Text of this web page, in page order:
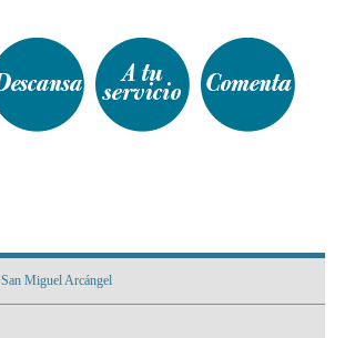
Miguel Arcángel